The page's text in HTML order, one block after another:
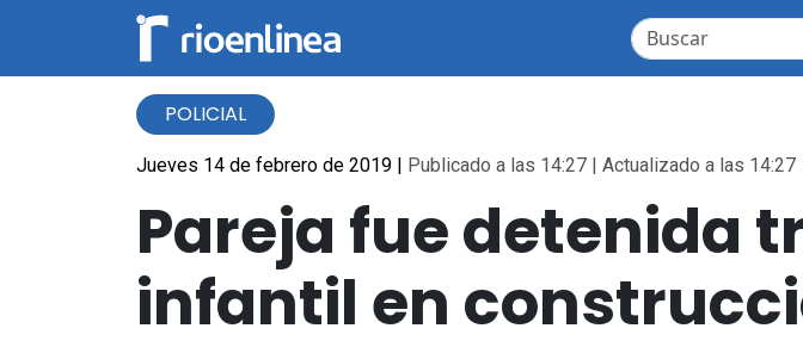
POLICIAL
Jueves 14 de febrero de 2019 | Publicado a las 14:27 | Actualizado a las 14:27
Pareja fue detenida
infantil en